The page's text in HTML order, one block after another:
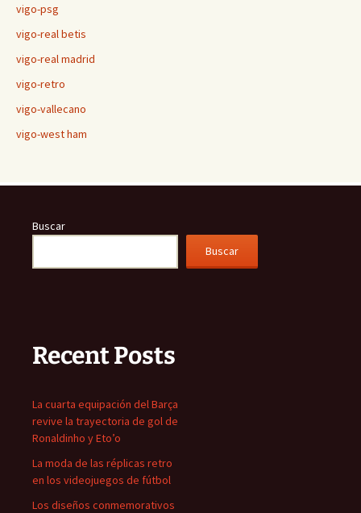
vigo-psg
vigo-real betis
vigo-real madrid
vigo-retro
vigo-vallecano
vigo-west ham
Buscar
Buscar
Recent Posts
La cuarta equipación del Barça
revive la trayectoria de gol de
Ronaldinho y Eto’o
La moda de las réplicas retro
en los videojuegos de fútbol
Los diseños conmemorativos